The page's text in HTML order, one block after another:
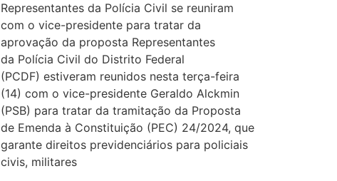
Representantes da Polícia Civil se reuniram
com o vice-presidente para tratar da
aprovação da proposta Representantes
da Polícia Civil do Distrito Federal
(PCDF) estiveram reunidos nesta terça-feira
(14) com o vice-presidente Geraldo Alckmin
(PSB) para tratar da tramitação da Proposta
de Emenda à Constituição (PEC) 24/2024, que
garante direitos previdenciários para policiais
civis, militares